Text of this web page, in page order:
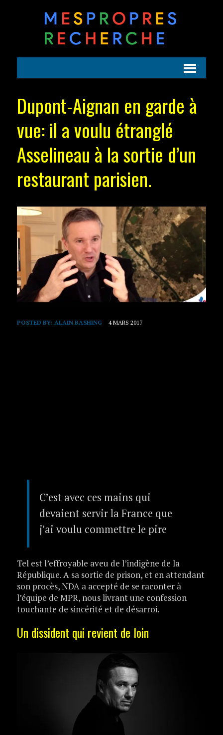
Dupont-Aignan en garde à
vue: il a voulu étranglé
Asselineau à la sortie d’un
restaurant parisien.
POSTED BY: ALAIN BASHING 4 MARS 2017
C’est avec ces mains qui
devaient servir la France que
j’ai voulu commettre le pire
Tel est l’effroyable aveu de l’indigène de la
République. A sa sortie de prison, et en attendant
son procès, NDA a accepté de se raconter à
l’équipe de MPR, nous livrant une confession
touchante de sincérité et de désarroi.
Un dissident qui revient de loin